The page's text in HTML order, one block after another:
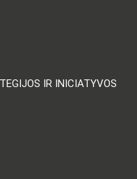
IR INICIATYVOS